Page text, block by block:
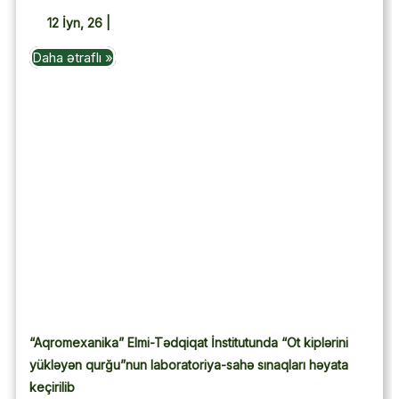
12 İyn, 26
Daha ətraflı »
“Aqromexanika” Elmi-Tədqiqat İnstitutunda “Ot kiplərini
yükləyən qurğu”nun laboratoriya-sahə sınaqları həyata
keçirilib